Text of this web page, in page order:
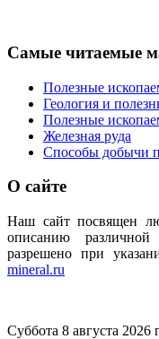
Самые читаемые
Полезные
Геология и
Полезные
Железная руда
Способы добычи
О сайте
Наш сайт посвящен
описанию
разрешено при
mineral.ru
Суббота 8 августа 2026